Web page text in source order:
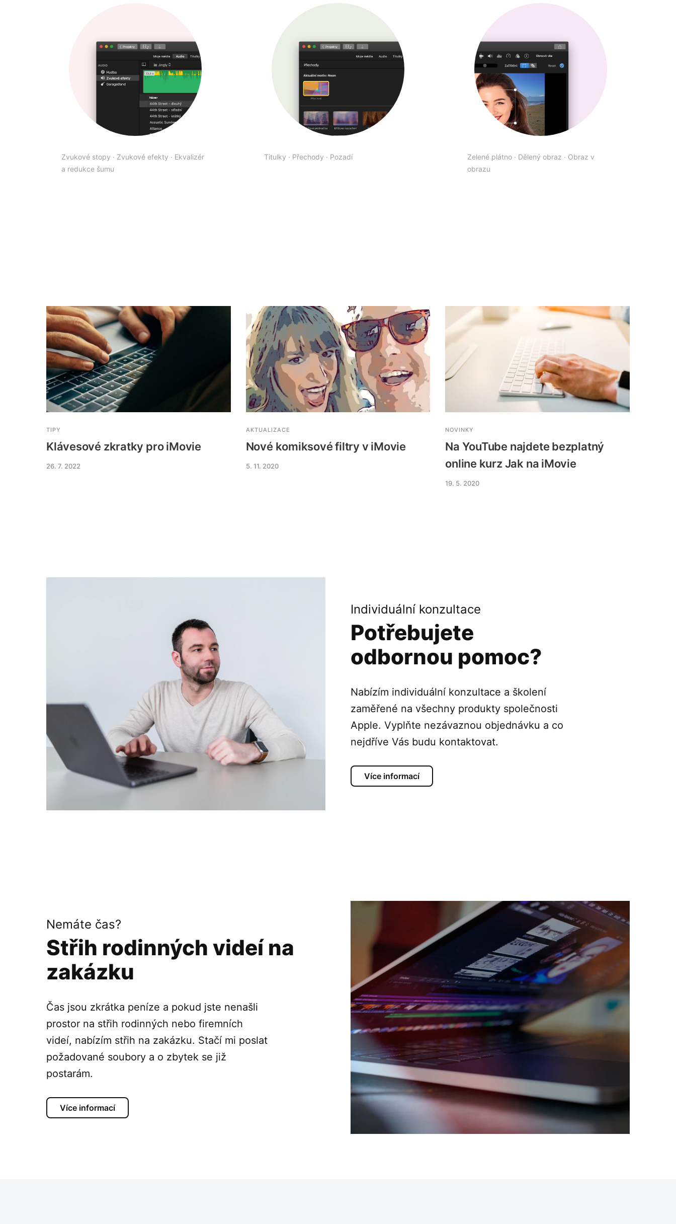
Zvukové stopy · Zvukové efekty · Ekvalizér
a redukce šumu
Titulky · Přechody · Pozadí Zelené plátno· Dělený obraz · Obraz v
obrazu
TIPY
Klávesové zkratky pro iMovie
26. 7. 2022
AKTUALIZACE
Nové komiksové filtry v iMovie
5. 11. 2020
NOVINKY
Na YouTube najdete bezplatný
online kurz Jak na iMovie
19. 5. 2020
Individuální konzultace
Potřebujete
odbornou pomoc?
Nabízím individuální konzultace a školení
zaměřené na všechny produkty společnosti
Apple. Vyplňte nezávaznou objednávku a co
nejdříve Vás budu kontaktovat.
Více informací
Nemáte čas?
Střih rodinných videí na
zakázku
Čas jsou zkrátka peníze a pokud jste nenašli
prostor na střih rodinných nebo firemních
videí, nabízím střih na zakázku. Stačí mi poslat
požadované soubory a o zbytek se již
postarám.
Více informací